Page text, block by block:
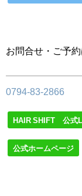
お問合せ・ご予
0794-83-2866
HAIR SHIFT 公式
公式ホームページ